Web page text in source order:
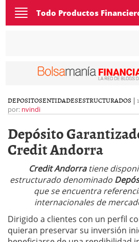
Toggle
navigation
Todo Productos
DEPOSITOSENTIDADESESTRUCTURADOS |
por: nvindi
Depósito
Credit Andorra
Credit Andorratiene
estructurado denominado
que se encuentra
internacionales de
Dirigido a clientes con un perfil
quieran preservar su inversión